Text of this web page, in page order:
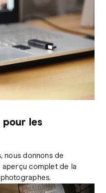
pour les
nous donnons de
aperçu complet de la